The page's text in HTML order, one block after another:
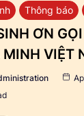
Thông báo
ƠN
VIỆT